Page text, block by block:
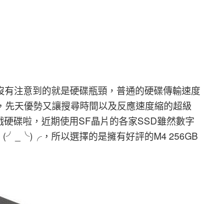
注意到的就是硬碟瓶頸，普通的硬碟傳輸速度
天優勢又讓搜尋時間以及反應速度縮的超級
碟啦，近期使用SF晶片的各家SSD雖然數字
，所以選擇的是擁有好評的M4 256GB